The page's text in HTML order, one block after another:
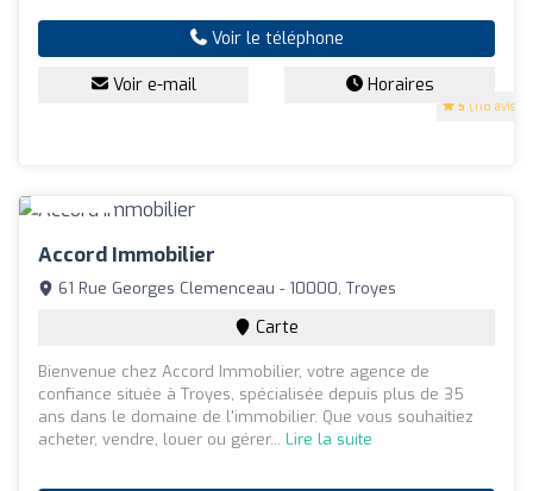
5 (118 avis)
Voir le téléphone
Voir e-mail Horaires
Accord Immobilier
61 Rue Georges Clemenceau - 10000, Troyes
Carte
Bienvenue chez Accord Immobilier, votre agence de
confiance située à Troyes, spécialisée depuis plus de 35
ans dans le domaine de l'immobilier. Que vous souhaitiez
acheter, vendre, louer ou gérer... Lire la suite